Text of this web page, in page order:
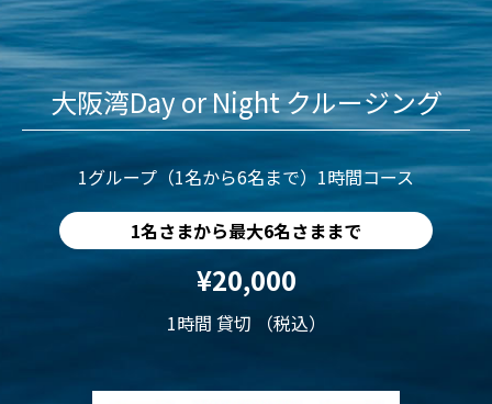
大阪湾Day or Night クルージング
1グループ（1名から6名まで）1時間コース
1名さまから最大6名さままで
¥20,000
1時間 貸切 （税込）